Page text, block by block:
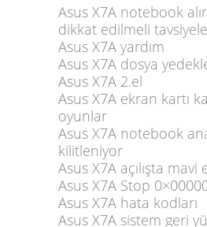
Asus X7A notebook
dikkat edilmeli
Asus X7A yardım
Asus X7A dosya
Asus X7A 2.el
Asus X7A ekran kartı
oyunlar
Asus X7A notebook
kilitleniyor
Asus X7A açılışta
Asus X7A Stop
Asus X7A hata kodları
Asus X7A sistem geri